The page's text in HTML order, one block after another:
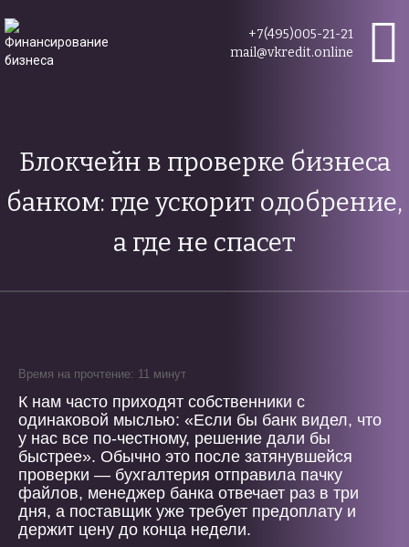
+7(495)005-21-21
mail@vkredit.online
Блокчейн в проверке бизнеса
банком: где ускорит одобрение,
а где не спасет
Время на прочтение: 11 минут
К нам часто приходят собственники с
одинаковой мыслью: «Если бы банк видел, что
у нас все по-честному, решение дали бы
быстрее». Обычно это после затянувшейся
проверки — бухгалтерия отправила пачку
файлов, менеджер банка отвечает раз в три
дня, а поставщик уже требует предоплату и
держит цену до конца недели.